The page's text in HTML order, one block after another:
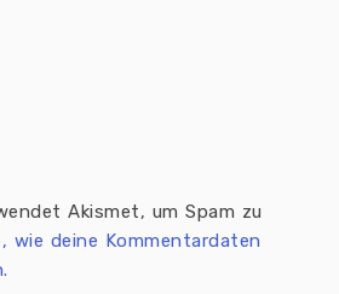
Akismet, um Spam zu
wie deine Kommentardaten